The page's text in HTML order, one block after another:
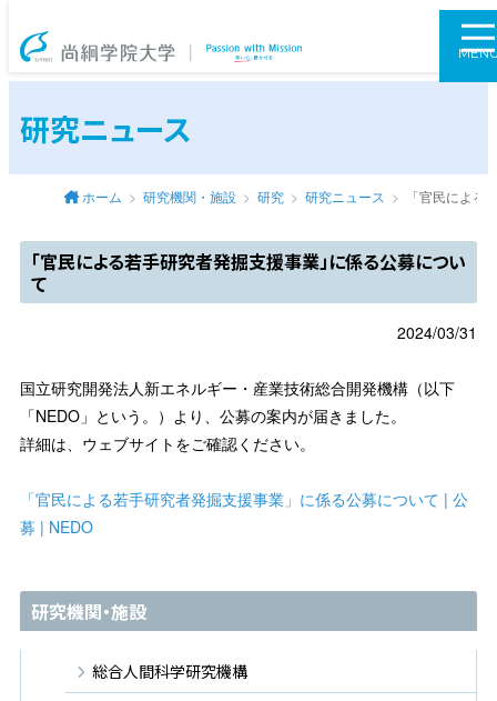
尚絅学院大学
研究ニュース
ホーム 研究機関・施設 研究 研究ニュース 「官民による
「官民による若手研究者発掘支援事業」に係る公募につい
て
2024/03/31
国立研究開発法人新エネルギー・産業技術総合開発機構（以下
「NEDO」という。）より、公募の案内が届きました。
詳細は、ウェブサイトをご確認ください。
「官民による若手研究者発掘支援事業」に係る公募について | 公
募 | NEDO
研究機関・施設
総合人間科学研究機構